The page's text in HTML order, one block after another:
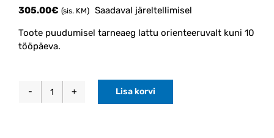
305.00€ (sis. KM) Saadaval järeltellimisel
Toote puudumisel tarneaeg lattu orienteeruvalt kuni 10
tööpäeva.
Käivitusaku
Lisa korvi